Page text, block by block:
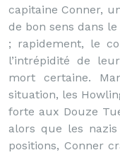
capitaine Conner,
de bon sens dans
; rapidement, le
l’intrépidité de
mort certaine.
situation, les
forte aux Douze
alors que les
positions, Conner